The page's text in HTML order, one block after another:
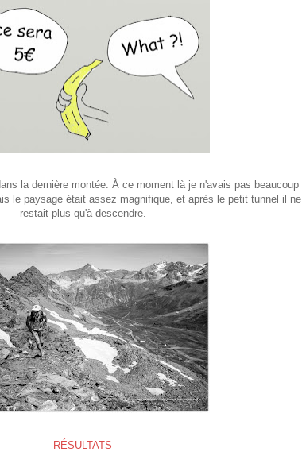
la dernière montée. À ce moment là je n'avais pas beaucoup
le paysage était assez magnifique, et après le petit tunnel il ne
restait plus qu'à descendre.
RÉSULTATS